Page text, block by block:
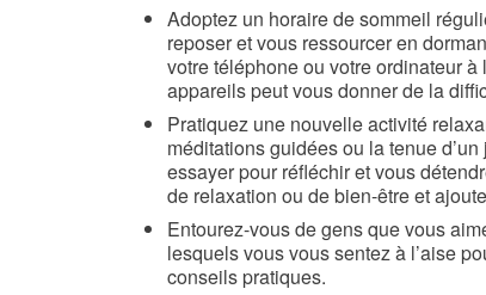
Adoptez un horaire de sommeil
reposer et vous ressourcer en
votre téléphone ou votre ordinateur
appareils peut vous donner de la
Pratiquez une nouvelle activité
méditations guidées ou la tenue
essayer pour réfléchir et vous
de relaxation ou de bien-être et
Entourez-vous de gens que vous
lesquels vous vous sentez à l’aise
conseils pratiques.